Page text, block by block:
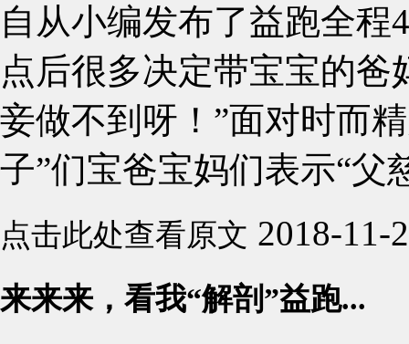
自从小编发布了益跑全
点后很多决定带宝宝的爸
妾做不到呀！”面对时而
子”们宝爸宝妈们表示“父
点击此处查看原文 2018-11-
来来来，看我“解剖”益跑...